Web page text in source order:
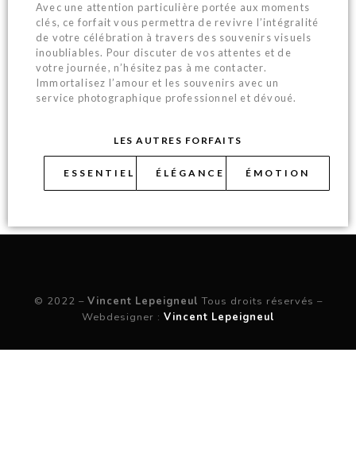
Avec une attention particulière portée aux moments
clés, ce forfait vous permettra de revivre l’intégralité
de votre célébration à travers des souvenirs visuels
inoubliables. Pour discuter de vos attentes et de
votre journée, n’hésitez pas à me contacter.
Immortalisez l’amour et les souvenirs avec un
service photographique professionnel et dévoué.
LES AUTRES FORFAITS
ESSENTIEL ÉLÉGANCE ÉMOTION
© 2022 – Vincent Lepeigneul Tous droits réservés –
Webdesigner : Vincent Lepeigneul